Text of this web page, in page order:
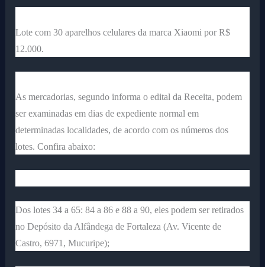
Lote com 30 aparelhos celulares da marca Xiaomi por R$
12.000.
As mercadorias, segundo informa o edital da Receita, podem
ser examinadas em dias de expediente normal em
determinadas localidades, de acordo com os números dos
lotes. Confira abaixo:
Dos lotes 34 a 65: 84 a 86 e 88 a 90, eles podem ser retirados
no Depósito da Alfândega de Fortaleza (Av. Vicente de
Castro, 6971, Mucuripe);